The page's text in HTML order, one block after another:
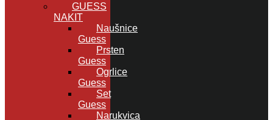
GUESS
NAKIT
Naušnice
Guess
Prsten
Guess
Ogrlice
Guess
Set
Guess
Narukvica